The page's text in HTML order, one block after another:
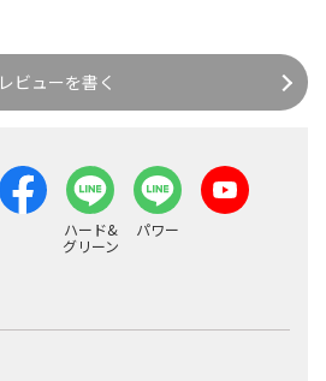
レビューを書く
ハード&
グリーン
パワー